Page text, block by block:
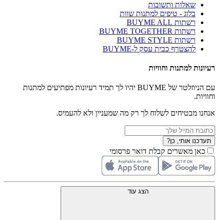
שאלות ותשובות
בלוג - טיפים למתנות שוות
רשתות BUYME ALL
רשתות BUYME TOGETHER
רשתות BUYME STYLE
להצטרף כבית עסק ל-BUYME
רעיונות למתנות וחוויות
עם הניוזלטר של BUYME יהיו לך תמיד רעיונות מפתיעים למתנות
וחוויות.
אנחנו מבטיחים לשלוח לך רק מה שמעניין ולא להעמיס.
תעדכנו אותי, כן?
כאן מאשרים קבלת דואר פרסומי
הצג עוד